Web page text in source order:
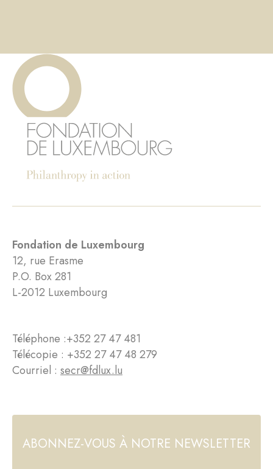
Fondation de Luxembourg
12, rue Erasme
P.O. Box 281
L-2012 Luxembourg
Téléphone :+352 27 47 481
Télécopie : +352 27 47 48 279
Courriel : secr@fdlux.lu
ABONNEZ-VOUS À NOTRE NEWSLETTER